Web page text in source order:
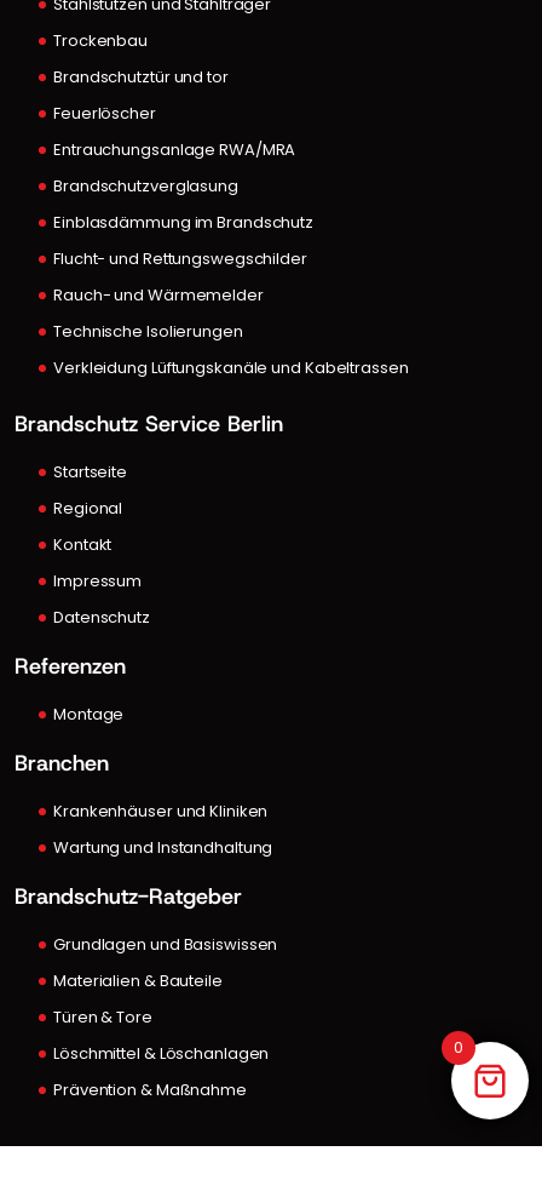
Trockenbau
Brandschutztür und tor
Feuerlöscher
Entrauchungsanlage RWA/MRA
Brandschutzverglasung
Einblasdämmung im Brandschutz
Flucht- und Rettungswegschilder
Rauch- und Wärmemelder
Technische Isolierungen
Verkleidung Lüftungskanäle und Kabeltrassen
Brandschutz Service Berlin
Startseite
Regional
Kontakt
Impressum
Datenschutz
Referenzen
Montage
Branchen
Krankenhäuser und Kliniken
Wartung und Instandhaltung
Brandschutz-Ratgeber
Grundlagen und Basiswissen
Materialien & Bauteile
Türen & Tore
Löschmittel & Löschanlagen
Prävention & Maßnahme
0